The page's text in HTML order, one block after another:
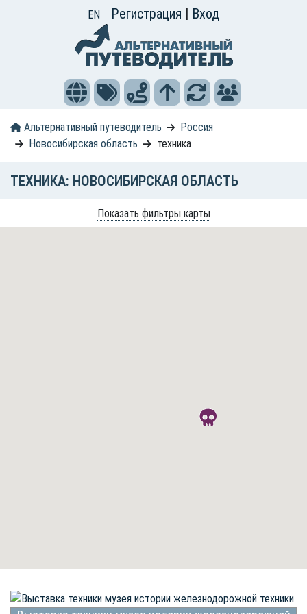
EN Регистрация | Вход
Альтернативный путеводитель
Россия
Новосибирская область
техника
ТЕХНИКА: НОВОСИБИРСКАЯ ОБЛАСТЬ
Показать фильтры карты